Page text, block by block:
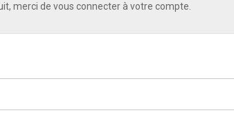
merci de vous connecter à votre compte.